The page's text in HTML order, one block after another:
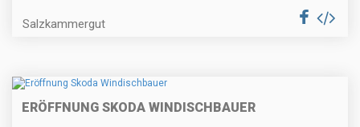
Salzkammergut
ERÖFFNUNG SKODA WINDISCHBAUER